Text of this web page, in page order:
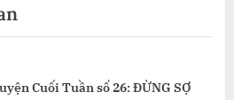
Cuối Tuần số 26: ĐỪNG SỢ